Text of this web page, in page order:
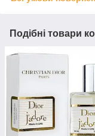
Подібні товари